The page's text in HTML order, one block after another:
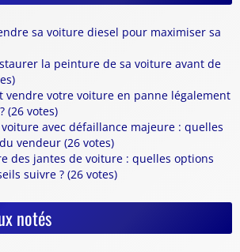
sa voiture diesel pour maximiser sa
la peinture de sa voiture avant de
vendre votre voiture en panne légalement
(26 votes)
avec défaillance majeure : quelles
vendeur (26 votes)
des jantes de voiture : quelles options
suivre ? (26 votes)
notés